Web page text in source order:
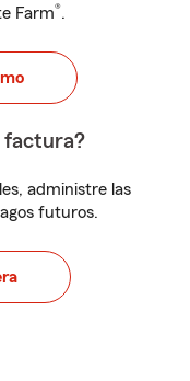
Farm®.
factura?
administre las
futuros.